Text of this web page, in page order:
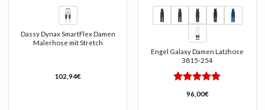
Dassy Dynax SmartFlex Damen
Malerhose mit Stretch
102,94€
Engel Galaxy Damen Latzhose
3815-254
Bewertet
mit 5von
96,00€